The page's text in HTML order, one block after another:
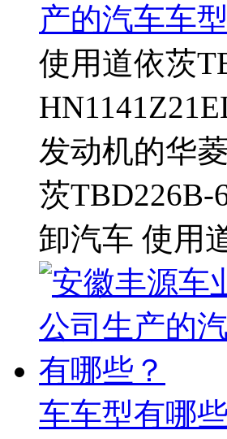
产的汽车车
使用道依茨
发动机的华
茨TBD226B-
卸汽车 使用
车车型有哪